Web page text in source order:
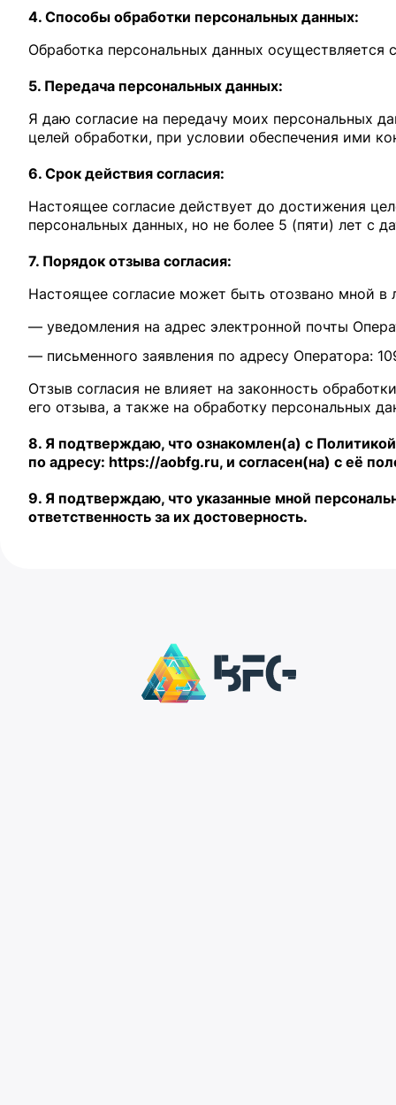
4. Способы обработки персональных данных:
Обработка персональных данных осуществляется
5. Передача персональных данных:
Я даю согласие на передачу моих персональных
целей обработки, при условии обеспечения ими
6. Срок действия согласия:
Настоящее согласие действует до достижения
персональных данных, но не более 5 (пяти) лет с
7. Порядок отзыва согласия:
Настоящее согласие может быть отозвано мной в
— уведомления на адрес электронной почты
— письменного заявления по адресу Оператора:
Отзыв согласия не влияет на законность
его отзыва, а также на обработку персональных
8. Я подтверждаю, что ознакомлен(а) с
по адресу: https://aobfg.ru, и согласен(на) с её
9. Я подтверждаю, что указанные мной
ответственность за их достоверность.